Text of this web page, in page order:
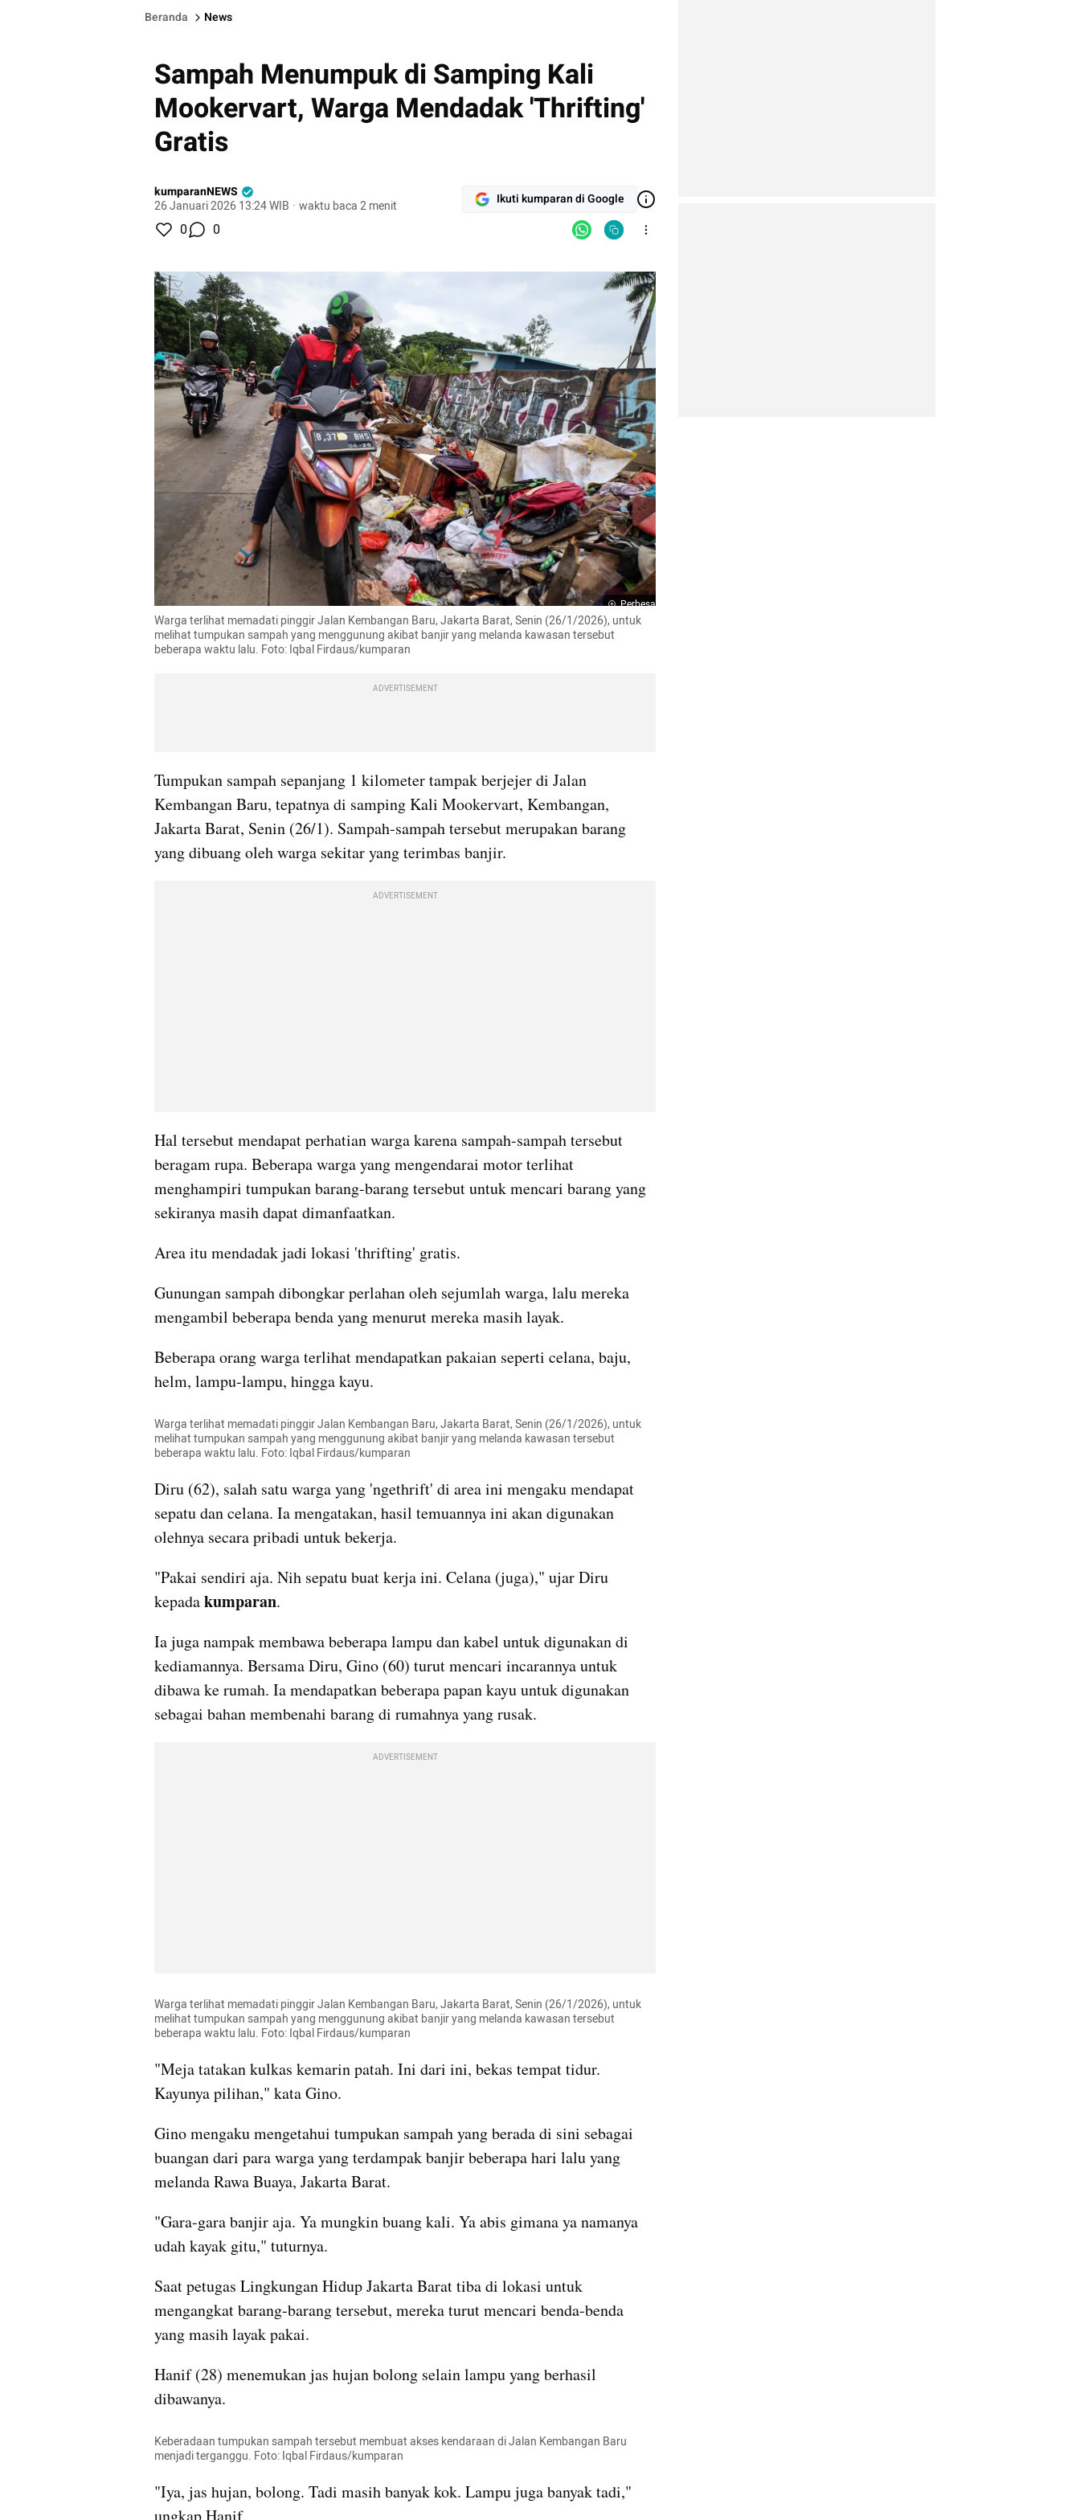
Beranda News
Sampah Menumpuk di Samping Kali
Mookervart, Warga Mendadak 'Thrifting'
Gratis
kumparanNEWS
26 Januari 2026 13:24 WIB · waktu baca 2 menit Ikuti kumparan di Google
0 0
Perbesar
Warga terlihat memadati pinggir Jalan Kembangan Baru, Jakarta Barat, Senin (26/1/2026), untuk
melihat tumpukan sampah yang menggunung akibat banjir yang melanda kawasan tersebut
beberapa waktu lalu. Foto: Iqbal Firdaus/kumparan
ADVERTISEMENT
Tumpukan sampah sepanjang 1 kilometer tampak berjejer di Jalan
Kembangan Baru, tepatnya di samping Kali Mookervart, Kembangan,
Jakarta Barat, Senin (26/1). Sampah-sampah tersebut merupakan barang
yang dibuang oleh warga sekitar yang terimbas banjir.
ADVERTISEMENT
Hal tersebut mendapat perhatian warga karena sampah-sampah tersebut
beragam rupa. Beberapa warga yang mengendarai motor terlihat
menghampiri tumpukan barang-barang tersebut untuk mencari barang yang
sekiranya masih dapat dimanfaatkan.
Area itu mendadak jadi lokasi 'thrifting' gratis.
Gunungan sampah dibongkar perlahan oleh sejumlah warga, lalu mereka
mengambil beberapa benda yang menurut mereka masih layak.
Beberapa orang warga terlihat mendapatkan pakaian seperti celana, baju,
helm, lampu-lampu, hingga kayu.
Warga terlihat memadati pinggir Jalan Kembangan Baru, Jakarta Barat, Senin (26/1/2026), untuk
melihat tumpukan sampah yang menggunung akibat banjir yang melanda kawasan tersebut
beberapa waktu lalu. Foto: Iqbal Firdaus/kumparan
Diru (62), salah satu warga yang 'ngethrift' di area ini mengaku mendapat
sepatu dan celana. Ia mengatakan, hasil temuannya ini akan digunakan
olehnya secara pribadi untuk bekerja.
"Pakai sendiri aja. Nih sepatu buat kerja ini. Celana (juga)," ujar Diru
kepada kumparan.
Ia juga nampak membawa beberapa lampu dan kabel untuk digunakan di
kediamannya. Bersama Diru, Gino (60) turut mencari incarannya untuk
dibawa ke rumah. Ia mendapatkan beberapa papan kayu untuk digunakan
sebagai bahan membenahi barang di rumahnya yang rusak.
ADVERTISEMENT
Warga terlihat memadati pinggir Jalan Kembangan Baru, Jakarta Barat, Senin (26/1/2026), untuk
melihat tumpukan sampah yang menggunung akibat banjir yang melanda kawasan tersebut
beberapa waktu lalu. Foto: Iqbal Firdaus/kumparan
"Meja tatakan kulkas kemarin patah. Ini dari ini, bekas tempat tidur.
Kayunya pilihan," kata Gino.
Gino mengaku mengetahui tumpukan sampah yang berada di sini sebagai
buangan dari para warga yang terdampak banjir beberapa hari lalu yang
melanda Rawa Buaya, Jakarta Barat.
"Gara-gara banjir aja. Ya mungkin buang kali. Ya abis gimana ya namanya
udah kayak gitu," tuturnya.
Saat petugas Lingkungan Hidup Jakarta Barat tiba di lokasi untuk
mengangkat barang-barang tersebut, mereka turut mencari benda-benda
yang masih layak pakai.
Hanif (28) menemukan jas hujan bolong selain lampu yang berhasil
dibawanya.
Keberadaan tumpukan sampah tersebut membuat akses kendaraan di Jalan Kembangan Baru
menjadi terganggu. Foto: Iqbal Firdaus/kumparan
"Iya, jas hujan, bolong. Tadi masih banyak kok. Lampu juga banyak tadi,"
ungkap Hanif.